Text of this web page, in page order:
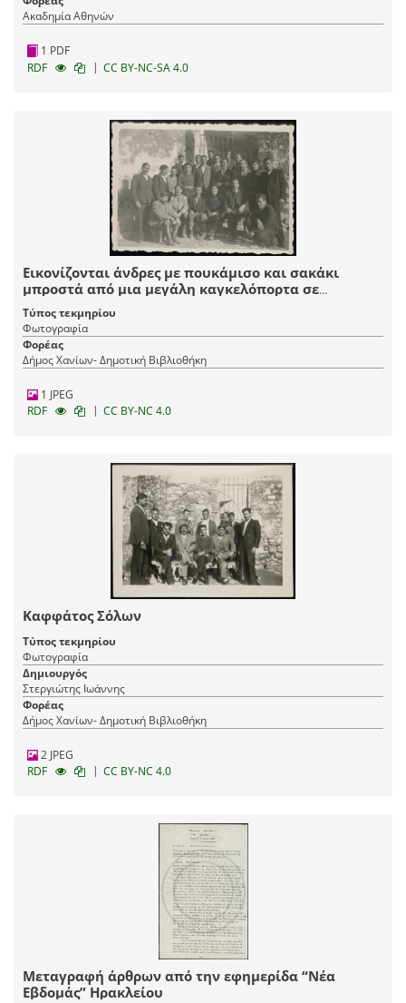
Ακαδημία Αθηνών
1 PDF
RDF
| CC BY-NC-SA 4.0
Εικονίζονται άνδρες με πουκάμισο και σακάκι
μπροστά από μια μεγάλη καγκελόπορτα σε
άγνωστη τοποθεσία [ίσως είναι πολιτικοί
κρατούμενοι]
Τύπος τεκμηρίου
Φωτογραφία
Φορέας
Δήμος Χανίων- Δημοτική Βιβλιοθήκη
1 JPEG
RDF
| CC BY-NC 4.0
Καφφάτος Σόλων
Τύπος τεκμηρίου
Φωτογραφία
Δημιουργός
Στεργιώτης Ιωάννης
Φορέας
Δήμος Χανίων- Δημοτική Βιβλιοθήκη
2 JPEG
RDF
| CC BY-NC 4.0
Μεταγραφή άρθρων από την εφημερίδα “Νέα
Εβδομάς” Ηρακλείου